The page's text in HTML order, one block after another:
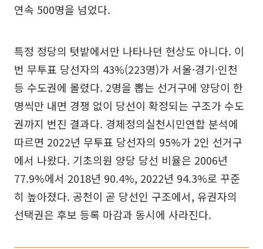
연속 500명을 넘었다.
특정 정당의 텃밭에서만 나타나던 현상도 아니다. 이
번 무투표 당선자의 43%(223명)가 서울·경기·인천
등 수도권에 몰렸다. 2명을 뽑는 선거구에 양당이 한
명씩만 내면 경쟁 없이 당선이 확정되는 구조가 수도
권까지 번진 결과다. 경제정의실천시민연합 분석에
따르면 2022년 무투표 당선자의 95%가 2인 선거구
에서 나왔다. 기초의원 양당 당선 비율은 2006년
77.9%에서 2018년 90.4%, 2022년 94.3%로 꾸준
히 높아졌다. 공천이 곧 당선인 구조에서, 유권자의
선택권은 후보 등록 마감과 동시에 사라진다.